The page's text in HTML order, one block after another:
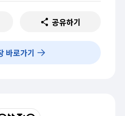
공유하기
바로가기